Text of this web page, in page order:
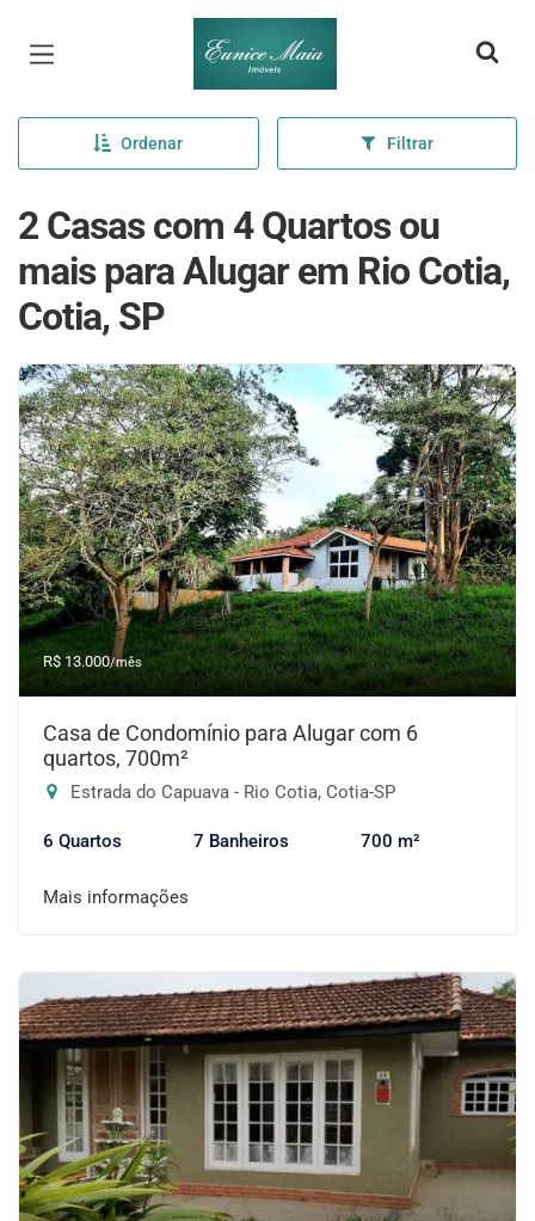
Página inicial
Ordenar Filtrar
2 Casas com 4 Quartos ou
mais para Alugar em Rio Cotia,
Cotia, SP
R$ 13.000/mês
Casa de Condomínio para Alugar com 6
quartos, 700m²
Estrada do Capuava - Rio Cotia, Cotia-SP
6 Quartos 7 Banheiros 700 m²
Mais informações